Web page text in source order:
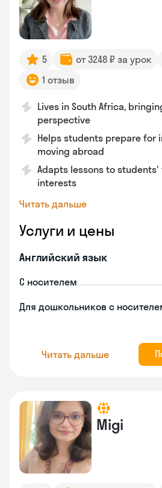
5 от 3248 ₽ за урок
1 отзыв
Lives in South Africa,
perspective
Helps students prepare for
moving abroad
Adapts lessons to
interests
Читать дальше
Услуги и цены
Английский язык
С носителем
Для дошкольников с
Читать дальше
Migi